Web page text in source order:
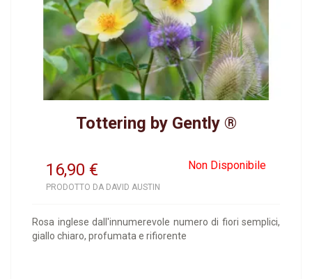
Tottering by Gently ®
16,90 Non Disponibile
€
PRODOTTO DA DAVID AUSTIN
Rosa inglese dall'innumerevole numero di fiori semplici,
giallo chiaro, profumata e rifiorente